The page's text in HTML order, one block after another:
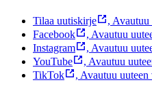
Tilaa uutiskirje , Avautuu
Facebook
, Avautuu
Instagram
, Avautuu
YouTube
, Avautuu
TikTok
, Avautuu uuteen